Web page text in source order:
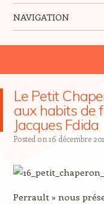
NAVIGATION
Le Petit
aux habits de
Jacques Fdida
Posted on 16 décembre
Perrault » nous